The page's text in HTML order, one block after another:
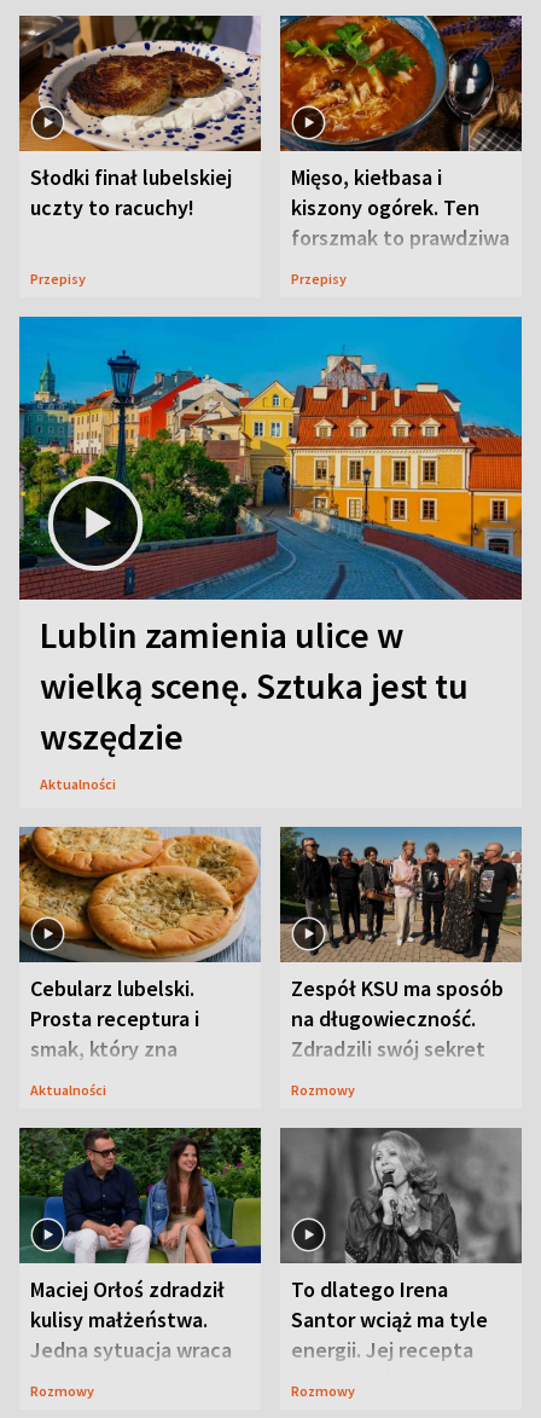
Słodki finał lubelskiej
uczty to racuchy!
Przepisy
Mięso, kiełbasa i
kiszony ogórek. Ten
forszmak to prawdziwa
uczta
Przepisy
Lublin zamienia ulice w
wielką scenę. Sztuka jest tu
wszędzie
Aktualności
Cebularz lubelski.
Prosta receptura i
smak, który zna
Lubelszczyzna
Aktualności
Zespół KSU ma sposób
na długowieczność.
Zdradzili swój sekret
Rozmowy
Maciej Orłoś zdradził
kulisy małżeństwa.
Jedna sytuacja wraca
jak bumerang
Rozmowy
To dlatego Irena
Santor wciąż ma tyle
energii. Jej recepta
jest zaskakująco
Rozmowy